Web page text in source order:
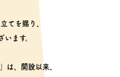
てを賜り、
います。
は、開設以来、